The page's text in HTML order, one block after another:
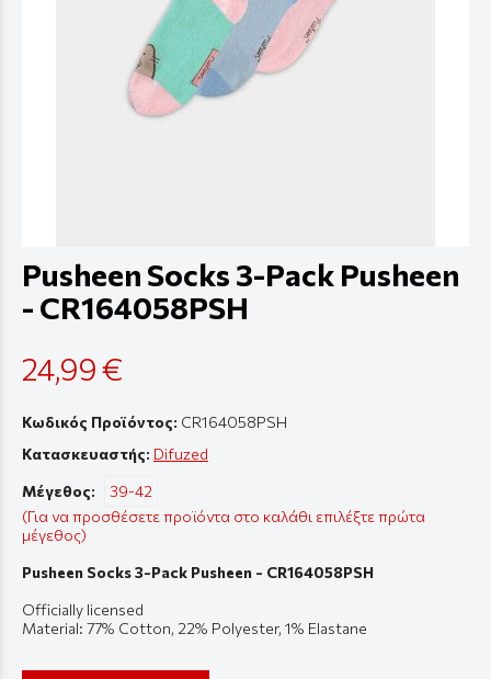
Pusheen Socks 3-Pack Pusheen
- CR164058PSH
24,99 €
Κωδικός Προϊόντος: CR164058PSH
Κατασκευαστής: Difuzed
(Για να προσθέσετε προϊόντα στο καλάθι επιλέξτε πρώτα
μέγεθος)
Μέγεθος: 39-42
Pusheen Socks 3-Pack Pusheen - CR164058PSH
Officially licensed
Material: 77% Cotton, 22% Polyester, 1% Elastane